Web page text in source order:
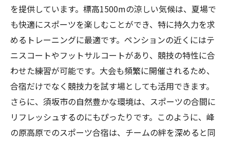
自然の中でのサウナ体験を楽しむ
ペンションでの快適な合宿生活
ロードバイク愛好者必見のペンション
峰の原高原の坂道でロードバイク挑戦
ペンションを拠点にしたツーリング
サウナでの疲労回復法
涼しい高原でのサイクリングの魅力
ペンションでのサイクルスポット紹介
を提供しています。標高1500mの涼しい気候は、夏場で
も快適にスポーツを楽しむことができ、特に持久力を求
めるトレーニングに最適です。ペンションの近くにはテ
ニスコートやフットサルコートがあり、競技の特性に合
わせた練習が可能です。大会も頻繁に開催されるため、
合宿だけでなく競技力を試す場としても活用できます。
さらに、須坂市の自然豊かな環境は、スポーツの合間に
リフレッシュするのにもぴったりです。このように、峰
の原高原でのスポーツ合宿は、チームの絆を深めると同